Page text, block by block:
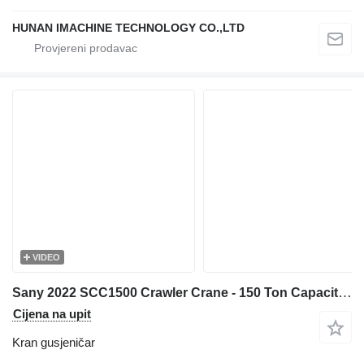
HUNAN IMACHINE TECHNOLOGY CO.,LTD
VIDEO
Sany 2022 SCC1500 Crawler Crane - 150 Ton Capacity - 67m Main Boom
Cijena na upit
Kran gusjeničar